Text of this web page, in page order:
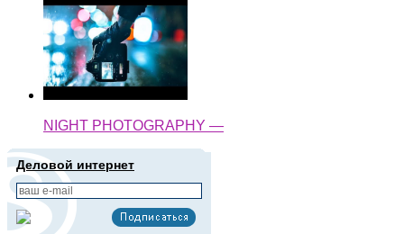
NIGHT PHOTOGRAPHY —
Деловой интернет